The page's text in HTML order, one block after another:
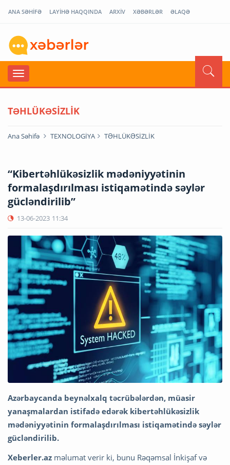
ANA SƏHİFƏ LAYİHƏ HAQQINDA ARXİV XƏBƏRLƏR ƏLAQƏ
TƏHLÜKƏSİZLİK
Ana Səhifə TEXNOLOGİYA TƏHLÜKƏSİZLİK
“Kibertəhlükəsizlik mədəniyyətinin
formalaşdırılması istiqamətində səylər
gücləndirilib”
13-06-2023 11:34
Azərbaycanda beynəlxalq təcrübələrdən, müasir
yanaşmalardan istifadə edərək kibertəhlükəsizlik
mədəniyyətinin formalaşdırılması istiqamətində səylər
gücləndirilib.
Xeberler.az məlumat verir ki, bunu Rəqəmsal İnkişaf və